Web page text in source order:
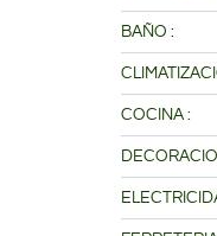
BAÑO :
COCINA :